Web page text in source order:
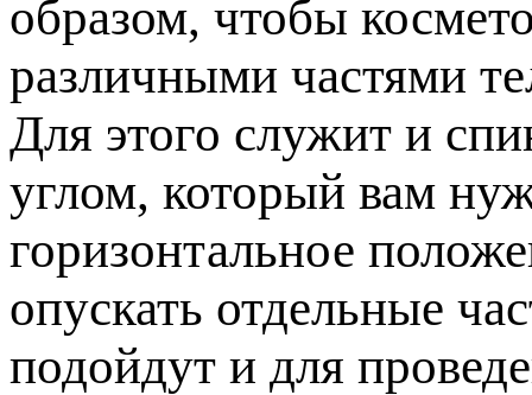
образом, чтобы
различными частями
Для этого служит и
углом, который вам
горизонтальное
опускать отдельные
подойдут и для